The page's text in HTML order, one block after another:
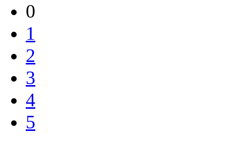
0
1
2
3
4
5